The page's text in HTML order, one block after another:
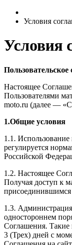
Условия
Условия
Пользовательское
Настоящее
Пользователями
moto.ru (далее —
1.Общие условия
1.1. Использование
регулируется
Российской
1.2. Настоящее
Получая доступ к
1.3.
одностороннем
Соглашения. Такие
3 (Трех) дней с